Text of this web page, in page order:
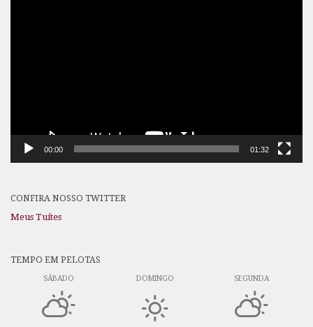
00:00 01:32
CONFIRA NOSSO TWITTER
Meus Tuítes
TEMPO EM PELOTAS
SÁBADO DOMINGO SEGUNDA